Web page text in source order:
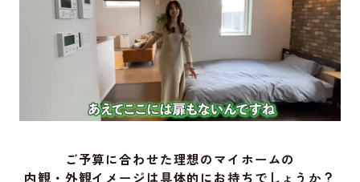
ご予算に合わせた理想のマイホームの
内観・外観イメージは具体的にお持ちでしょうか？